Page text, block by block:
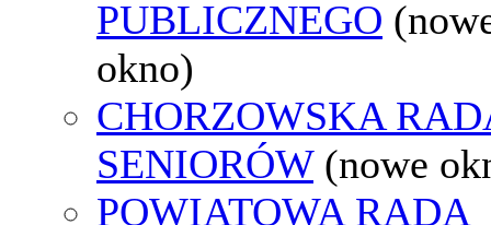
PUBLICZNEGO
okno)
CHORZOWSKA
SENIORÓW (nowe
POWIATOWA RADA